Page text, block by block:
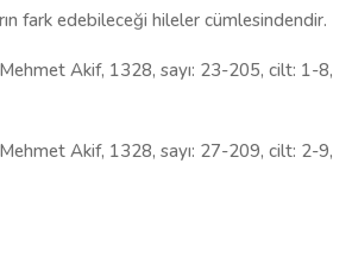
fark edebileceği hileler cümlesindendir.
Akif, 1328, sayı: 23-205, cilt: 1-8,
Akif, 1328, sayı: 27-209, cilt: 2-9,